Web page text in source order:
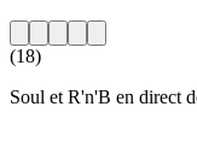
(18)
Soul et R'n'B en direct